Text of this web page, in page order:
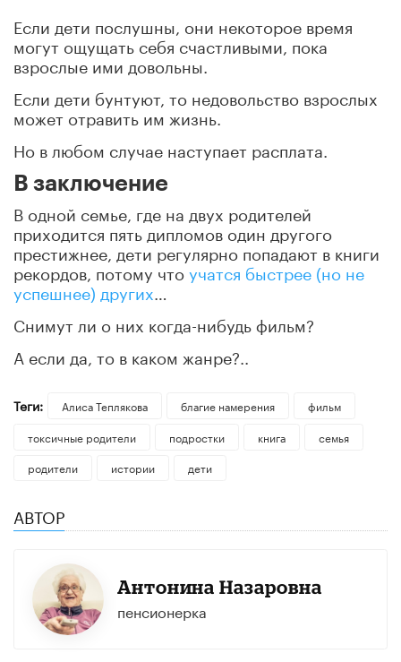
Если дети послушны, они некоторое время
могут ощущать себя счастливыми, пока
взрослые ими довольны.
Если дети бунтуют, то недовольство взрослых
может отравить им жизнь.
Но в любом случае наступает расплата.
В заключение
В одной семье, где на двух родителей
приходится пять дипломов один другого
престижнее, дети регулярно попадают в книги
рекордов, потому чтоучатся быстрее (но не
успешнее) других
Снимут ли о них когда-нибудь фильм?
А если да, то в каком жанре?..
Теги: ​Алиса Теплякова благие намерения
фильм
токсичные родители
подростки книга
семья
родители
истории дети
АВТОР
Антонина Назаровна
пенсионерка